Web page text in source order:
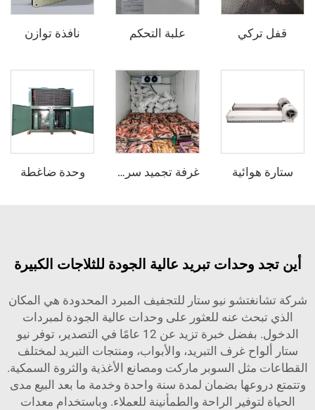
علبة التحكم نافذة توازن
غرفة تجميد سريع وحدة ضاغطة
وحدات تبريد عالية الجودة للثلاجات الكبيرة
نيو ستار للتجفيف المبرد المحدودة هي المكان
عنه للعثور على وحدات عالية الجودة لمبردات
الدخول. بفضل خبرة تزيد عن 12 عامًا في التصدير، توفر نيو
غرف التبريد، والأبواب، ومنتجات التبريد لمختلف
السوبر ماركت ومصانع الأغذية والثروة السمكية.
بضمان لمدة سنة واحدة وخدمة ما بعد البيع مدى
الراحة والطمأنينة للعملاء. وباستخدام معدات